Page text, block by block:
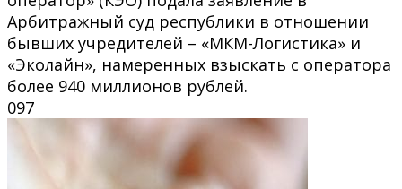
Арбитражный суд республики в отношении
бывших учредителей – «МКМ-Логистика» и
«Эколайн», намеренных взыскать с оператора
более 940 миллионов рублей.
097